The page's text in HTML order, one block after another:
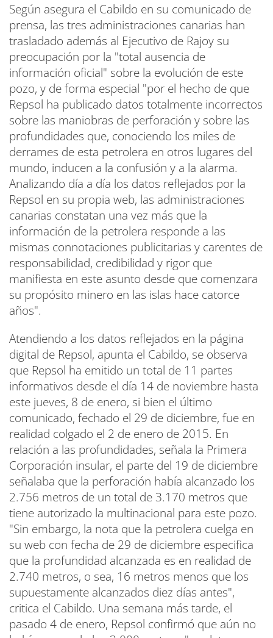
Según asegura el Cabildo en su comunicado de
prensa, las tres administraciones canarias han
trasladado además al Ejecutivo de Rajoy su
preocupación por la "total ausencia de
información oficial" sobre la evolución de este
pozo, y de forma especial "por el hecho de que
Repsol ha publicado datos totalmente incorrectos
sobre las maniobras de perforación y sobre las
profundidades que, conociendo los miles de
derrames de esta petrolera en otros lugares del
mundo, inducen a la confusión y a la alarma.
Analizando día a día los datos reflejados por la
Repsol en su propia web, las administraciones
canarias constatan una vez más que la
información de la petrolera responde a las
mismas connotaciones publicitarias y carentes de
responsabilidad, credibilidad y rigor que
manifiesta en este asunto desde que comenzara
su propósito minero en las islas hace catorce
años".
Atendiendo a los datos reflejados en la página
digital de Repsol, apunta el Cabildo, se observa
que Repsol ha emitido un total de 11 partes
informativos desde el día 14 de noviembre hasta
este jueves, 8 de enero, si bien el último
comunicado, fechado el 29 de diciembre, fue en
realidad colgado el 2 de enero de 2015. En
relación a las profundidades, señala la Primera
Corporación insular, el parte del 19 de diciembre
señalaba que la perforación había alcanzado los
2.756 metros de un total de 3.170 metros que
tiene autorizado la multinacional para este pozo.
"Sin embargo, la nota que la petrolera cuelga en
su web con fecha de 29 de diciembre especifica
que la profundidad alcanzada es en realidad de
2.740 metros, o sea, 16 metros menos que los
supuestamente alcanzados diez días antes",
critica el Cabildo. Una semana más tarde, el
pasado 4 de enero, Repsol confirmó que aún no